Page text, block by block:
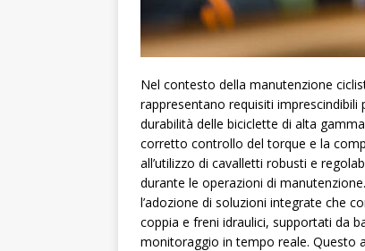
Nel contesto della manutenzione
rappresentano requisiti
durabilità delle biciclette di alta
corretto controllo del torque e la
all’utilizzo di cavalletti robusti e
durante le operazioni di
l’adozione di soluzioni integrate che
coppia e freni idraulici, supportati da
monitoraggio in tempo reale. Questo